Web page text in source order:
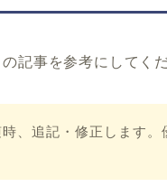
記事を参考にしてくだ
、追記・修正します。